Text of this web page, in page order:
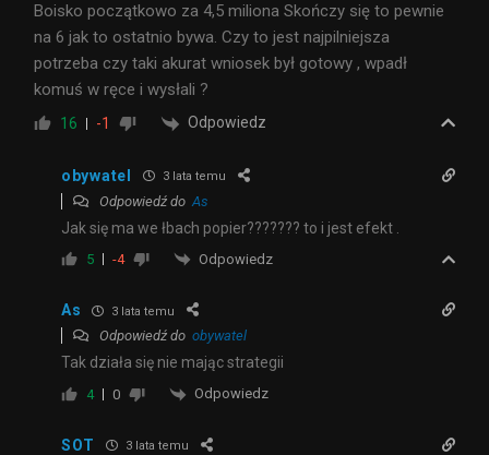
Boisko początkowo za 4,5 miliona Skończy się to pewnie
na 6 jak to ostatnio bywa. Czy to jest najpilniejsza
potrzeba czy taki akurat wniosek był gotowy , wpadł
komuś w ręce i wysłali ?
16 -1 Odpowiedz
obywatel 3 lata temu
Odpowiedź do As
Jak się ma we łbach popier??????? to i jest efekt .
5 -4 Odpowiedz
As 3 lata temu
Odpowiedź do obywatel
Tak działa się nie mając strategii
4 0 Odpowiedz
SOT 3 lata temu